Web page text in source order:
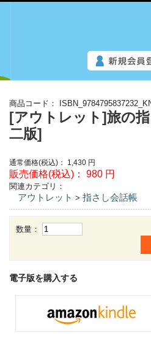
商品コード：
[アウトレット]旅の
二版]
通常価格(税込)： 1,430 円
販売価格(税込)： 980 円
関連カテゴリ：
アウトレット > 指さし会話帳
数量：
電子版を購入する